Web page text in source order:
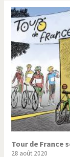
Chère énergie!
Cybermonde
Election
Hopp
L'Amérique et
La Chine et nous
Tour de France
28 août 2020